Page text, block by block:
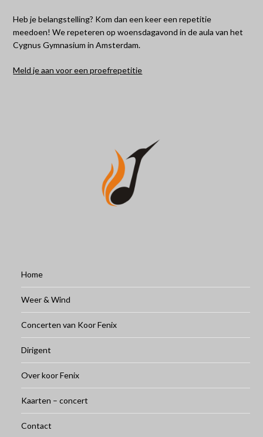
Heb je belangstelling? Kom dan een keer een repetitie
meedoen! We repeteren op woensdagavond in de aula van het
Cygnus Gymnasium in Amsterdam.
Meld je aan voor een proefrepetitie
Home
Weer & Wind
Concerten van Koor Fenix
Dirigent
Over koor Fenix
Kaarten – concert
Contact